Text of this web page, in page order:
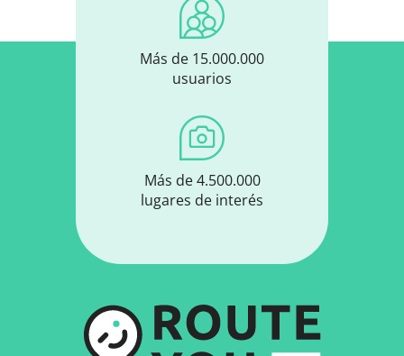
Más de 15.000.000
usuarios
Más de 4.500.000
lugares de interés